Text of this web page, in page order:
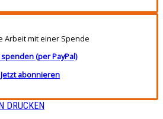
Arbeit mit einer Spende
spenden (per PayPal)
Jetzt abonnieren
DRUCKEN